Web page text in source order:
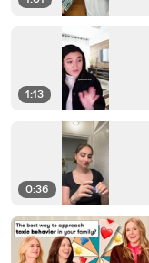
1:13
0:36